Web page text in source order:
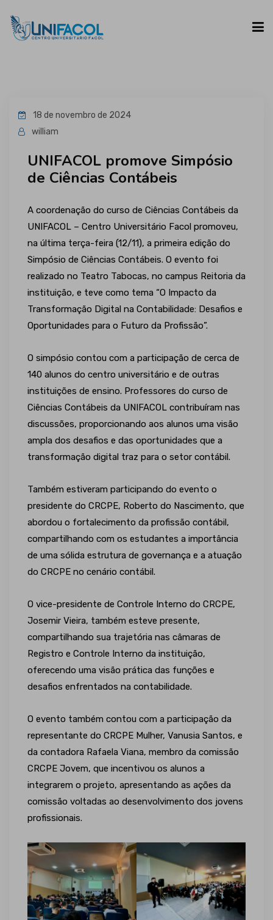
CURSOS
ESPAÇO DO ALUNO
CONTATO
18 de novembro de 2024
william
UNIFACOL promove Simpósio
de Ciências Contábeis
A coordenação do curso de Ciências Contábeis da
UNIFACOL – Centro Universitário Facol promoveu,
na última terça-feira (12/11), a primeira edição do
Simpósio de Ciências Contábeis. O evento foi
realizado no Teatro Tabocas, no campus Reitoria da
instituição, e teve como tema “O Impacto da
Transformação Digital na Contabilidade: Desafios e
Oportunidades para o Futuro da Profissão”.
O simpósio contou com a participação de cerca de
140 alunos do centro universitário e de outras
instituições de ensino. Professores do curso de
Ciências Contábeis da UNIFACOL contribuíram nas
discussões, proporcionando aos alunos uma visão
ampla dos desafios e das oportunidades que a
transformação digital traz para o setor contábil.
Também estiveram participando do evento o
presidente do CRCPE, Roberto do Nascimento, que
abordou o fortalecimento da profissão contábil,
compartilhando com os estudantes a importância
de uma sólida estrutura de governança e a atuação
do CRCPE no cenário contábil.
O vice-presidente de Controle Interno do CRCPE,
Josemir Vieira, também esteve presente,
compartilhando sua trajetória nas câmaras de
Registro e Controle Interno da instituição,
oferecendo uma visão prática das funções e
desafios enfrentados na contabilidade.
O evento também contou com a participação da
representante do CRCPE Mulher, Vanusia Santos, e
da contadora Rafaela Viana, membro da comissão
CRCPE Jovem, que incentivou os alunos a
integrarem o projeto, apresentando as ações da
comissão voltadas ao desenvolvimento dos jovens
profissionais.